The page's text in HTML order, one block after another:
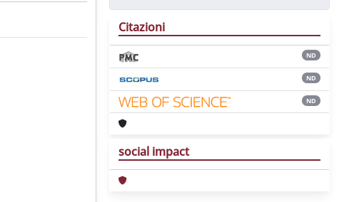
Citazioni
ND
ND
ND
social impact